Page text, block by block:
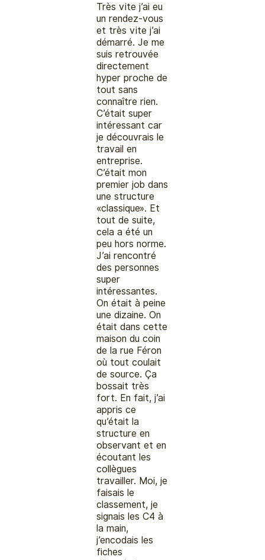
Très vite j’ai eu
un rendez-vous
et très vite j’ai
démarré. Je me
suis retrouvée
directement
hyper proche de
tout sans
connaître rien.
C’était super
intéressant car
je découvrais le
travail en
entreprise.
C’était mon
premier job dans
une structure
«classique». Et
tout de suite,
cela a été un
peu hors norme.
J’ai rencontré
des personnes
super
intéressantes.
On était à peine
une dizaine. On
était dans cette
maison du coin
de la rue Féron
où tout coulait
de source. Ça
bossait très
fort. En fait, j’ai
appris ce
qu’était la
structure en
observant et en
écoutant les
collègues
travailler. Moi, je
faisais le
classement, je
signais les C4 à
la main,
j’encodais les
fiches